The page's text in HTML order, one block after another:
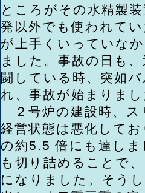
ところがその水精製
発以外でも使われて
が上手くいっていな
ました。事故の日も
闘している時、突如
れ、事故が始まりま
２号炉の建設時、ス
経営状態は悪化して
の約5.5 倍にも達しま
も切り詰めることで
になりました。そう